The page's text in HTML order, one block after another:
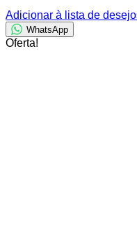
Adicionar à lista de
WhatsApp
Oferta!